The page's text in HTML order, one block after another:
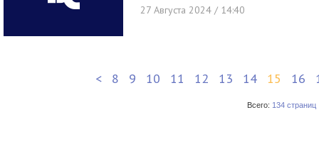
27 Августа 2024 / 14:40
< 8 9 10 11 12 13 14 15 16
Всего: 134 страниц